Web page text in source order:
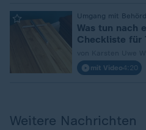
Umgang mit
:
Was tun nach
Checkliste für
mit Video4:20
Weitere Nachrichten